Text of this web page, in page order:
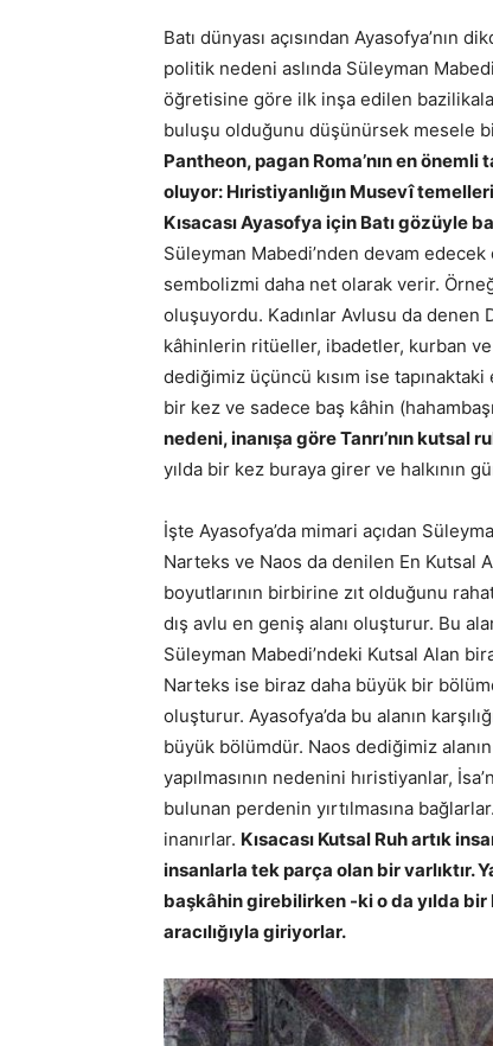
Batı dünyası açısından
politik nedeni aslında Süleyman
öğretisine göre ilk inşa edilen
buluşu olduğunu düşünürsek mesele
Pantheon, pagan Roma’nın en önemli
oluyor: Hıristiyanlığın Musevî
Kısacası Ayasofya için Batı gözüyle
Süleyman Mabedi’nden devam
sembolizmi daha net olarak verir.
oluşuyordu. Kadınlar Avlusu da denen
kâhinlerin ritüeller, ibadetler, kurban ve
dediğimiz üçüncü kısım ise
bir kez ve sadece baş kâhin
nedeni, inanışa göre Tanrı’nın kutsal
yılda bir kez buraya girer ve halkının
İşte Ayasofya’da mimari açıdan
Narteks ve Naos da denilen En Kutsal
boyutlarının birbirine zıt olduğunu
dış avlu en geniş alanı oluşturur. Bu
Süleyman Mabedi’ndeki Kutsal Alan
Narteks ise biraz daha büyük bir
oluşturur. Ayasofya’da bu alanın
büyük bölümdür. Naos dediğimiz
yapılmasının nedenini hıristiyanlar,
bulunan perdenin yırtılmasına
inanırlar. Kısacası Kutsal Ruh artık
insanlarla tek parça olan bir varlıktır.
başkâhin girebilirken -ki o da yılda
aracılığıyla giriyorlar.